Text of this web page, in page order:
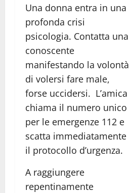
Una donna entra in una
profonda crisi
psicologia. Contatta una
conoscente
manifestando la volontà
di volersi fare male,
forse uccidersi. L’amica
chiama il numero unico
per le emergenze 112 e
scatta immediatamente
il protocollo d’urgenza.
A raggiungere
repentinamente